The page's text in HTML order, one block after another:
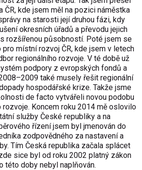
ČR, kde jsem měl na pozici náměstka
na starosti její druhou fázi, kdy
okresních úřadů a převodu jejich
rozšířenou působností. Poté jsem se
místní rozvoj ČR, kde jsem v letech
regionálního rozvoje. V té době už
podpory z evropských fondů a
také musely řešit regionální
hospodářské krize. Takže jsme
de facto vytvářeli novou podobu
Koncem roku 2014 mě oslovilo
služby České republiky a na
řízení jsem byl jmenován do
zodpovědného za nastavení a
Tím Česká republika začala splácet
sice byl od roku 2002 platný zákon
této doby nebyl naplňován.